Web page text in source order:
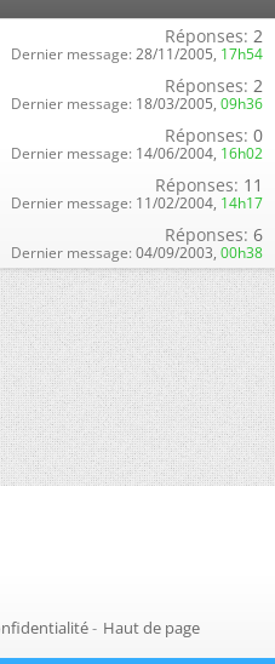
Réponses: 2
Dernier message: 28/11/2005, 17h54
Réponses: 2
Dernier message: 18/03/2005, 09h36
Réponses: 0
Dernier message: 14/06/2004, 16h02
Réponses: 11
Dernier message: 11/02/2004, 14h17
Réponses: 6
Dernier message: 04/09/2003, 00h38
- Haut de page